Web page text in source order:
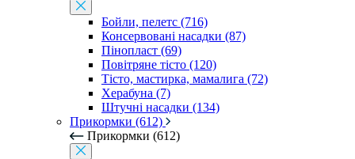
Бойли, пелетс (716)
Консервовані насадки (87)
Пінопласт (69)
Повітряне тісто (120)
Тісто, мастирка, мамалига (72)
Херабуна (7)
Штучні насадки (134)
Прикормки (612)
Прикормки (612)